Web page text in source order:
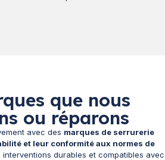
que nous
ou réparons
avec des marques de serrurerie
et leur conformité aux normes de
interventions durables et compatibles avec